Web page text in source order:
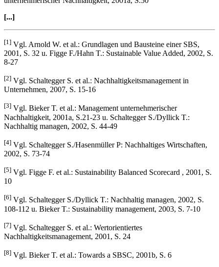
[...]
[1] Vgl. Arnold W. et al.: Grundlagen und Bausteine einer SBS,
2001, S. 32 u. Figge F./Hahn T.: Sustainable Value Added, 2002, S.
8-27
[2] Vgl. Schaltegger S. et al.: Nachhaltigkeitsmanagement in
Unternehmen, 2007, S. 15-16
[3] Vgl. Bieker T. et al.: Management unternehmerischer
Nachhaltigkeit, 2001a, S.21-23 u. Schaltegger S./Dyllick T.:
Nachhaltig managen, 2002, S. 44-49
[4] Vgl. Schaltegger S./Hasenmüller P: Nachhaltiges Wirtschaften,
2002, S. 73-74
[5] Vgl. Figge F. et al.: Sustainability Balanced Scorecard , 2001, S.
10
[6] Vgl. Schaltegger S./Dyllick T.: Nachhaltig managen, 2002, S.
108-112 u. Bieker T.: Sustainability management, 2003, S. 7-10
[7] Vgl. Schaltegger S. et al.: Wertorientiertes
Nachhaltigkeitsmanagement, 2001, S. 24
[8] Vgl. Bieker T. et al.: Towards a SBSC, 2001b, S. 6